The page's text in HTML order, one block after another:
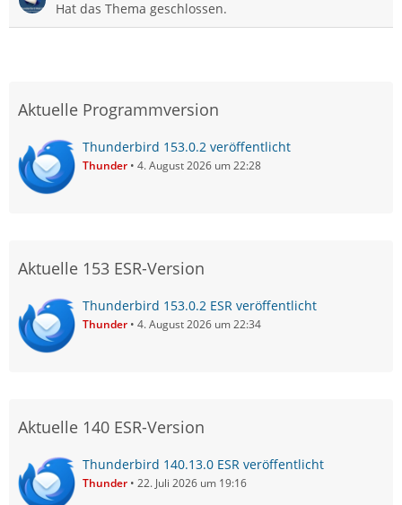
Hat das Thema geschlossen.
Aktuelle Programmversion
Thunderbird 153.0.2 veröffentlicht
Thunder 4. August 2026 um 22:28
Aktuelle 153 ESR-Version
Thunderbird 153.0.2 ESR veröffentlicht
Thunder 4. August 2026 um 22:34
Aktuelle 140 ESR-Version
Thunderbird 140.13.0 ESR veröffentlicht
Thunder 22. Juli 2026 um 19:16